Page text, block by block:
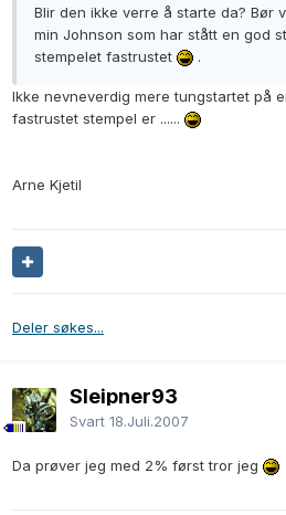
Blir den ikke verre å starte da? Bør
min Johnson som har stått en god
stempelet fastrustet
.
Ikke nevneverdig mere tungstartet på
fastrustet stempel er ......
Arne Kjetil
Deler søkes...
Sleipner93
Svart 18.Juli.2007
Da prøver jeg med 2% først tror jeg